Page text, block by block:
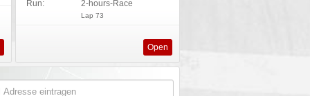
Run: 2-hours-Race
Lap 73
Open